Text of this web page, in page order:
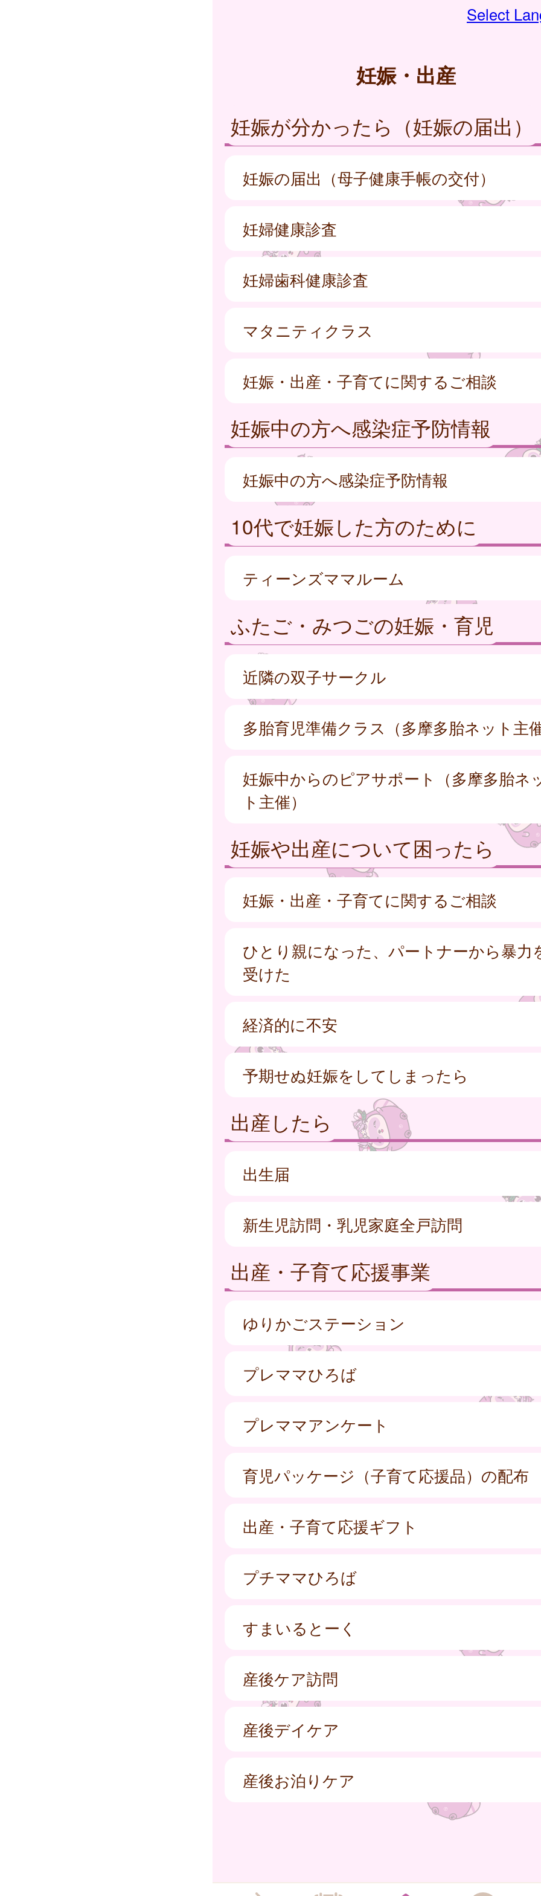
Select
妊娠・出産
妊娠が分かったら（妊娠の届出）
妊娠の届出（母子健康手帳の交付）
妊婦健康診査
妊婦歯科健康診査
マタニティクラス
妊娠・出産・子育てに関するご相談
妊娠中の方へ感染症予防情報
妊娠中の方へ感染症予防情報
10代で妊娠した方のために
ティーンズママルーム
ふたご・みつごの妊娠・育児
近隣の双子サークル
多胎育児準備クラス（多摩多胎ネット主
妊娠中からのピアサポート（多摩多胎ネ
ト主催）
妊娠や出産について困ったら
妊娠・出産・子育てに関するご相談
ひとり親になった、パートナーから暴力
受けた
経済的に不安
予期せぬ妊娠をしてしまったら
出産したら
出生届
新生児訪問・乳児家庭全戸訪問
出産・子育て応援事業
ゆりかごステーション
プレママひろば
プレママアンケート
育児パッケージ（子育て応援品）の配布
出産・子育て応援ギフト
プチママひろば
すまいるとーく
産後ケア訪問
産後デイケア
産後お泊りケア